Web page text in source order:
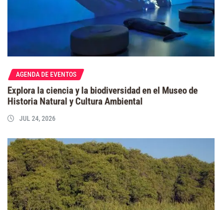
AGENDA DE EVENTOS
Explora la ciencia y la biodiversidad en el Museo de
Historia Natural y Cultura Ambiental
JUL 24, 2026